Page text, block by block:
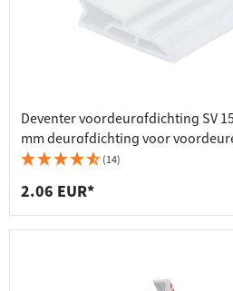
Deventer voordeurafdichting SV
mm deurafdichting voor
(14)
2.06 EUR*